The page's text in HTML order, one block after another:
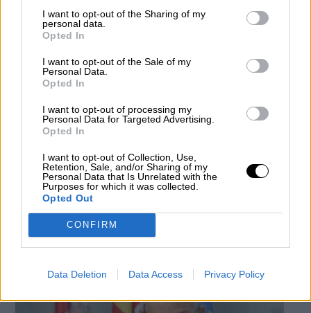
I want to opt-out of the Sharing of my
personal data.
Opted In
I want to opt-out of the Sale of my
Personal Data.
Opted In
I want to opt-out of processing my
Personal Data for Targeted Advertising.
Opted In
I want to opt-out of Collection, Use,
Retention, Sale, and/or Sharing of my
Personal Data that Is Unrelated with the
Purposes for which it was collected.
Opted Out
CONFIRM
Data Deletion Data Access Privacy Policy
Oscar Puente alcalde de Valladolid
Lealtad institucional y ciudades que
suman como Valladolid
Más artículos de este autor